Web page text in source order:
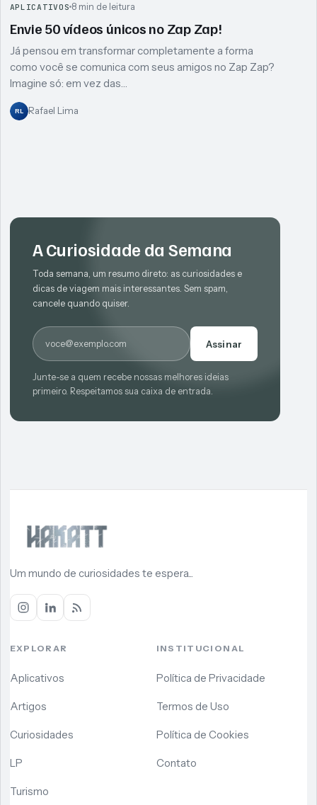
APLICATIVOS 8 min de leitura
Envie 50 vídeos únicos no Zap Zap!
Já pensou em transformar completamente a forma
como você se comunica com seus amigos no Zap Zap?
Imagine só: em vez das…
RL Rafael Lima
A Curiosidade da Semana
Toda semana, um resumo direto: as curiosidades e
dicas de viagem mais interessantes. Sem spam,
cancele quando quiser.
E-mail
Assinar
Junte-se a quem recebe nossas melhores ideias
primeiro. Respeitamos sua caixa de entrada.
Um mundo de curiosidades te espera...
EXPLORAR
Aplicativos
Artigos
Curiosidades
LP
Turismo
INSTITUCIONAL
Política de Privacidade
Termos de Uso
Política de Cookies
Contato